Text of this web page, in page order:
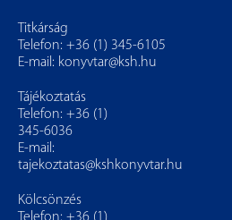
Titkárság
Telefon: +36 (1) 345-6105
E-mail: konyvtar@ksh.hu
Tájékoztatás
Telefon: +36 (1)
345-6036
E-mail:
tajekoztatas@kshkonyvtar.hu
Kölcsönzés